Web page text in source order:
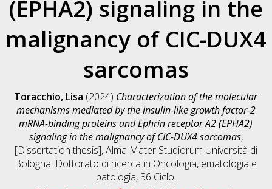
(EPHA2) signaling in the
malignancy of CIC-DUX4
sarcomas
Toracchio, Lisa (2024) Characterization of the molecular
mechanisms mediated by the insulin-like growth factor-2
mRNA-binding proteins and Ephrin receptor A2 (EPHA2)
signaling in the malignancy of CIC-DUX4 sarcomas,
[Dissertation thesis], Alma Mater Studiorum Università di
Bologna. Dottorato di ricerca in Oncologia, ematologia e
patologia, 36 Ciclo.